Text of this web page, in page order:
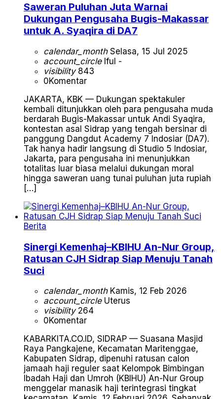
Saweran Puluhan Juta Warnai
Dukungan Pengusaha Bugis-Makassar
untuk A. Syaqira di DA7
calendar_monthSelasa, 15 Jul 2025
account_circleIful -
visibility843
0Komentar
JAKARTA, KBK — Dukungan spektakuler
kembali ditunjukkan oleh para pengusaha muda
berdarah Bugis-Makassar untuk Andi Syaqira,
kontestan asal Sidrap yang tengah bersinar di
panggung Dangdut Academy 7 Indosiar (DA7).
Tak hanya hadir langsung di Studio 5 Indosiar,
Jakarta, para pengusaha ini menunjukkan
totalitas luar biasa melalui dukungan moral
hingga saweran uang tunai puluhan juta rupiah
[…]
Berita
Sinergi Kemenhaj–KBIHU An-Nur Group,
Ratusan CJH Sidrap Siap Menuju Tanah
Suci
calendar_monthKamis, 12 Feb 2026
account_circleUterus
visibility264
0Komentar
KABARKITA.CO.ID, SIDRAP — Suasana Masjid
Raya Pangkajene, Kecamatan Maritenggae,
Kabupaten Sidrap, dipenuhi ratusan calon
jamaah haji reguler saat Kelompok Bimbingan
Ibadah Haji dan Umroh (KBIHU) An-Nur Group
menggelar manasik haji terintegrasi tingkat